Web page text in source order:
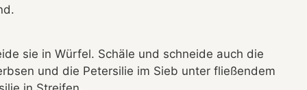
sie in Würfel. Schäle und schneide auch die
und die Petersilie im Sieb unter fließendem